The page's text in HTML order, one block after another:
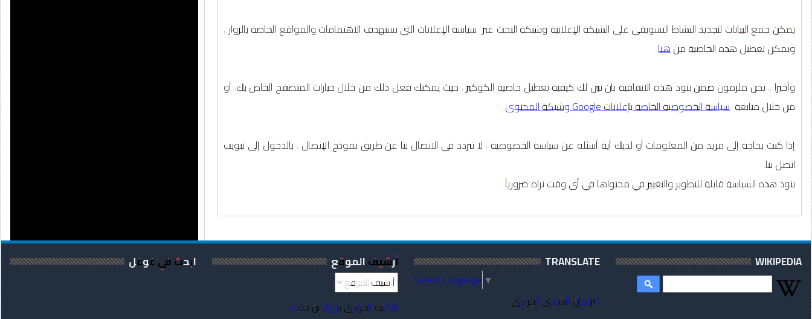
يُمكن جمع البيانات لتجديد النشاط التسويقي على الشبكة الإعلانية وشبكة البحث عبر سياسة الإعلانات التي تستهدف الاهتمامات والمواقع الخاصة بالزوار ،
ويمكن تعطيل هذه الخاصية منهنا.
وأخيرا .. نحن ملزمون ضمن بنود هذه الاتفاقية بان نبين لك كيفية تعطيل خاصية الكوكيز ، حيث يمكنك فعل ذلك من خلال خيارات المتصفح الخاص بك، أو
من خلال متابعة سياسة الخصوصية الخاصة بإعلانات Google وشبكة المحتوى .
إذا كنت بحاجة إلى مزيد من المعلومات أو لديك أية أسئله عن سياسة الخصوصية ، لا تتردد في الاتصال بنا عن طريق نموذج الإتصال ، بالدخول إلى تبويب
اتصل بنا.
بنود هذه السياسة قابلة للتطوير والتغيير في محتواها في أي وقت نراه ضرورياً .
WIKIPEDIA
TRANSLATE
Select Language ▼
البرلمان الشعبي الجزائري
أرشيف الموقع
الكاتب الجزائري نورالدين خبابه
ابحث في غوغل